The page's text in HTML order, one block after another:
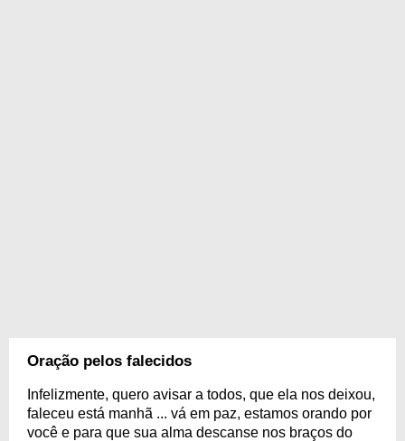
Oração pelos falecidos
Infelizmente, quero avisar a todos, que ela nos deixou,
faleceu está manhã ... vá em paz, estamos orando por
você e para que sua alma descanse nos braços do